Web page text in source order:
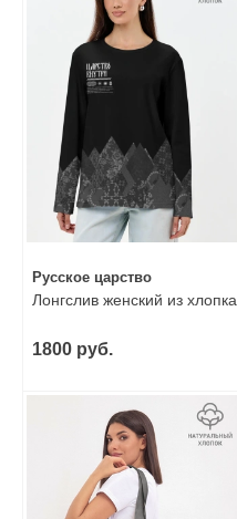
Русское царство
Лонгслив женский из хлопка
1800 руб.